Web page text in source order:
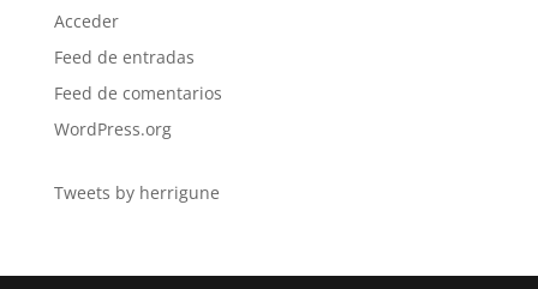
Acceder
Feed de entradas
Feed de comentarios
WordPress.org
Tweets by herrigune